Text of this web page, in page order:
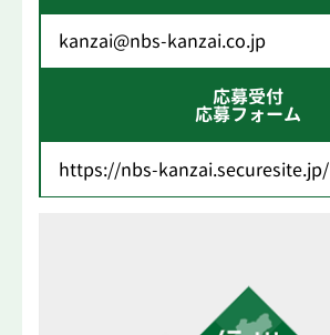
kanzai@nbs-kanzai.co.jp
応募受付
応募フォーム
https://nbs-kanzai.securesite.jp/